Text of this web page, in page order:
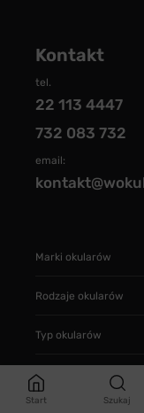
Start Szukaj
Kontakt
tel.
22 113 4447
732 083 732
email:
Marki okularów
Rodzaje okularów
Typ okularów
Informacje